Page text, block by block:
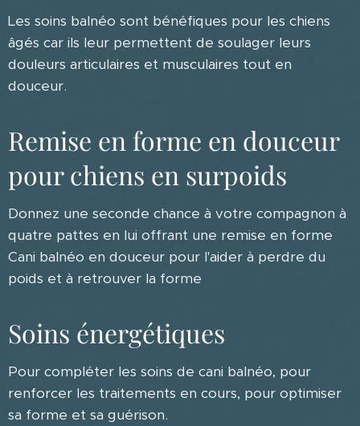
Les soins balnéo sont bénéfiques pour les chiens
âgés car ils leur permettent de soulager leurs
douleurs articulaires et musculaires tout en
douceur.
Remise en forme en douceur
pour chiens en surpoids
Donnez une seconde chance à votre compagnon à
quatre pattes en lui offrant une remise en forme
Cani balnéo en douceur pour l'aider à perdre du
poids et à retrouver la forme
Soins énergétiques
Pour compléter les soins de cani balnéo, pour
renforcer les traitements en cours, pour optimiser
sa forme et sa guérison.